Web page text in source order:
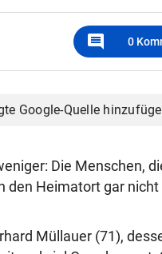
comment 0
Google-Quelle
Die Menschen,
den Heimatort gar
Müllauer (71),